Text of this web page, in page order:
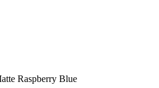
Raspberry Blue